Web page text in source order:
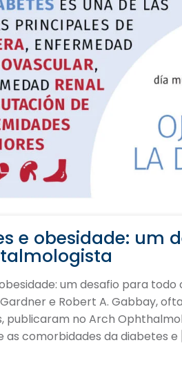
e obesidade: um
um desafio para
e Robert A. Gabbay,
publicaram no Arch
as comorbidades da diabetes e